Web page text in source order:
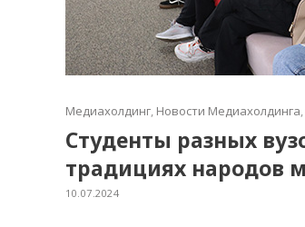
Медиахолдинг, Новости Медиахолдинга,
Студенты разных
традициях народов
10.07.2024